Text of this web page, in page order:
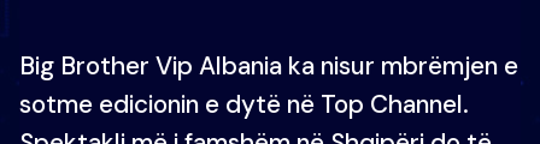
Big Brother Vip Albania ka nisur mbrëmjen e
sotme edicionin e dytë në Top Channel.